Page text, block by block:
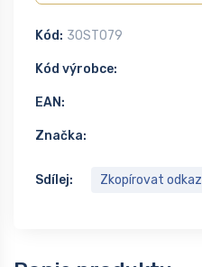
Kód: 3OST079
Kód výrobce:
EAN:
Značka:
Sdílej: Zkopírovat odkaz